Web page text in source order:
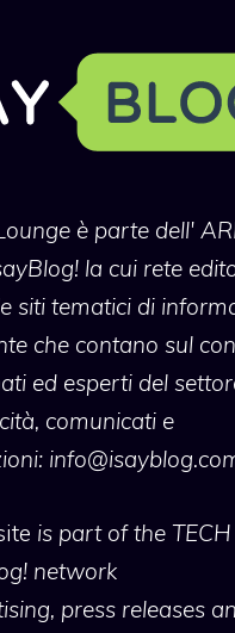
è parte dell'
la cui rete
siti tematici di
che contano sul
ed esperti del
comunicati e
is part of the
network
press releases